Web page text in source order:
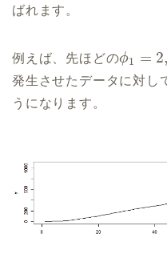
ばれます。
例えば、先ほどのϕ1 = 2,
発生させたデータに対し
うになります。